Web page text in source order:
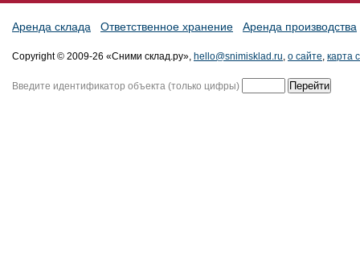
Аренда склада Ответственное хранение Аренда производства
Copyright © 2009-26 «Сними склад.ру», hello@snimisklad.ru, о сайте, карта
Введите идентификатор объекта (только цифры)